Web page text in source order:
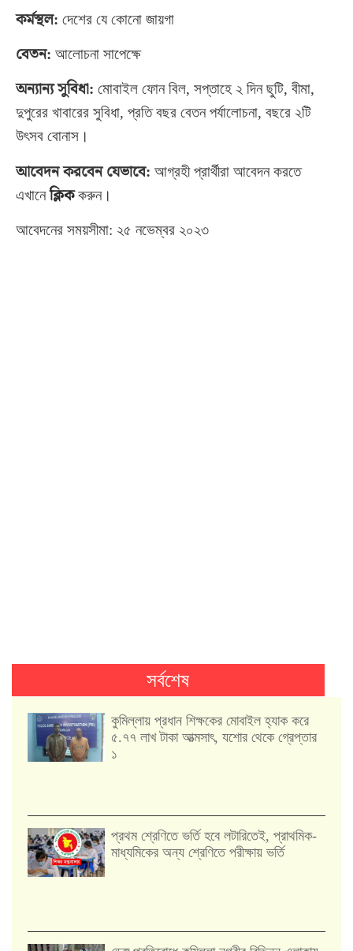
কর্মস্থল: দেশের যে কোনো জায়গা
বেতন: আলোচনা সাপেক্ষে
অন্যান্য সুবিধা: মোবাইল ফোন বিল, সপ্তাহে ২ দিন ছুটি, বীমা,
দুপুরের খাবারের সুবিধা, প্রতি বছর বেতন পর্যালোচনা, বছরে ২টি
উৎসব বোনাস।
আবেদন করবেন যেভাবে: আগ্রহী প্রার্থীরা আবেদন করতে
এখানেক্লিককরুন।
আবেদনের সময়সীমা: ২৫ নভেম্বর ২০২৩
সর্বশেষ
কুমিল্লায় প্রধান শিক্ষকের মোবাইল হ্যাক করে
৫.৭৭ লাখ টাকা আত্মসাৎ, যশোর থেকে গ্রেপ্তার
১
প্রথম শ্রেণিতে ভর্তি হবে লটারিতেই, প্রাথমিক-
মাধ্যমিকের অন্য শ্রেণিতে পরীক্ষায় ভর্তি